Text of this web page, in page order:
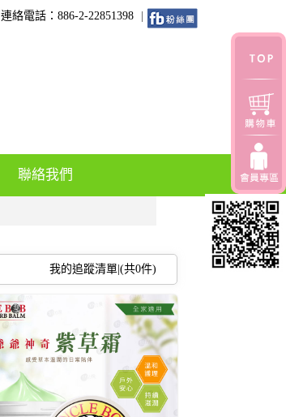
連絡電話：886-2-22851398
聯絡我們
我的追蹤清單|(共0件)